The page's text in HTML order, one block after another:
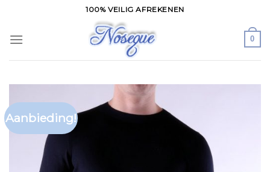
content
100% VEILIG AFREKENEN
0
Aanbieding!